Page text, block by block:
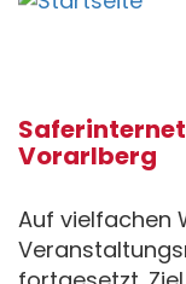
Direkt
Vorarlberg
Auf vielfachen